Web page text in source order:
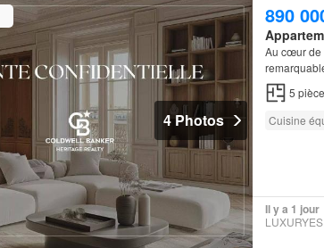
4 Photos
890
Au cœur de
5
Cuisine
Il y a 1 jour